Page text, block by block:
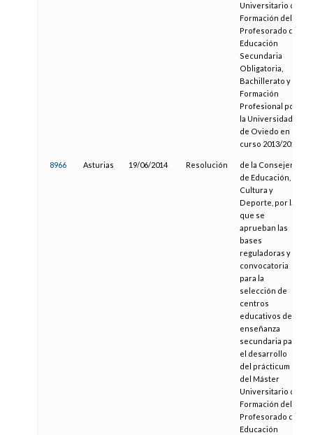
Universitario de
Formación del
Profesorado de
Educación
Secundaria
Obligatoria,
Bachillerato y
Formación
Profesional por
la Universidad
de Oviedo en el
curso 2013/2014
8966 Asturias 19/06/2014 Resolución
de la Consejería
de Educación,
Cultura y
Deporte, por la
que se
aprueban las
bases
reguladoras y la
convocatoria
para la
selección de
centros
educativos de
enseñanza
secundaria para
el desarrollo
del prácticum
del Máster
Universitario de
Formación del
Profesorado de
Educación